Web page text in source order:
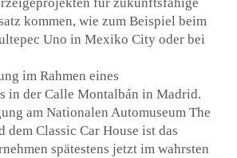
kommen, wie zum Beispiel beim
Uno in Mexiko City oder bei
im Rahmen eines
in der Calle Montalbán in Madrid.
am Nationalen Automuseum The
Classic Car House ist das
spätestens jetzt im wahrsten